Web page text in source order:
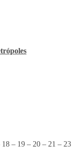
– 19 – 20 – 21 – 23